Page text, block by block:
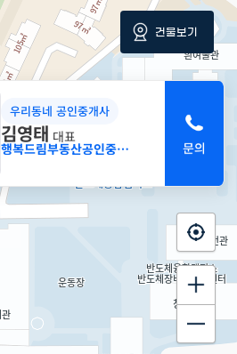
우리동네 공인중개사
김영태 대표
행복드림부동산공인중개사사무소
건물보기